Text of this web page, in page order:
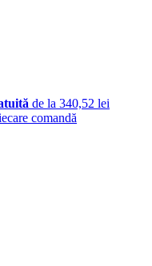
de la 340,52 lei
comandă